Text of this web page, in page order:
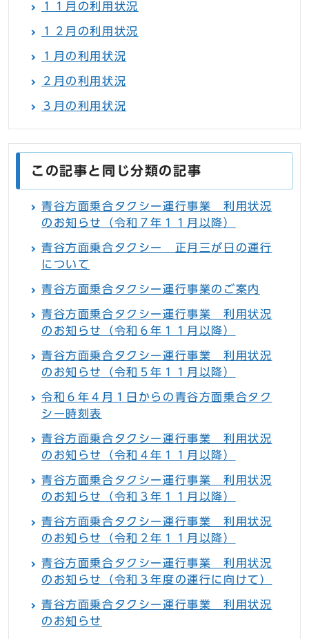
１１月の利用状況
１２月の利用状況
１月の利用状況
２月の利用状況
３月の利用状況
この記事と同じ分類の記事
青谷方面乗合タクシー運行事業 利用状況
のお知らせ（令和７年１１月以降）
青谷方面乗合タクシー 正月三が日の運行
について
青谷方面乗合タクシー運行事業のご案内
青谷方面乗合タクシー運行事業 利用状況
のお知らせ（令和６年１１月以降）
青谷方面乗合タクシー運行事業 利用状況
のお知らせ（令和５年１１月以降）
令和６年４月１日からの青谷方面乗合タク
シー時刻表
青谷方面乗合タクシー運行事業 利用状況
のお知らせ（令和４年１１月以降）
青谷方面乗合タクシー運行事業 利用状況
のお知らせ（令和３年１１月以降）
青谷方面乗合タクシー運行事業 利用状況
のお知らせ（令和２年１１月以降）
青谷方面乗合タクシー運行事業 利用状況
のお知らせ（令和３年度の運行に向けて）
青谷方面乗合タクシー運行事業 利用状況
のお知らせ